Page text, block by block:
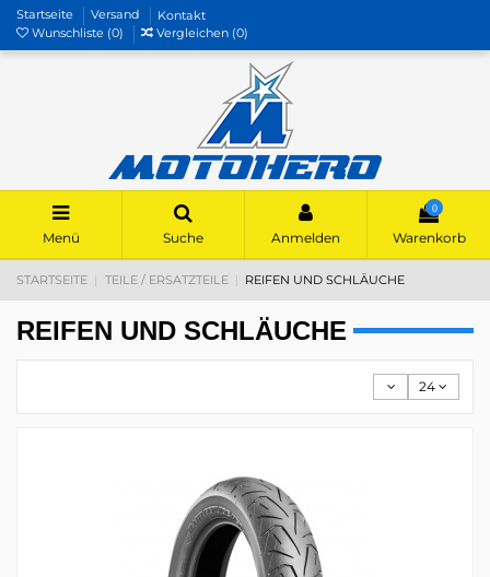
Startseite Versand
Kontakt
Wunschliste (0) Vergleichen (0)
Menü Suche Anmelden
0
Warenkorb
STARTSEITE TEILE / ERSATZTEILE REIFEN UND SCHLÄUCHE
REIFEN UND SCHLÄUCHE
24